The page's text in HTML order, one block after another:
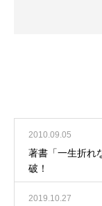
2010.09.05
著書「一生折れ
破！
2019.10.27